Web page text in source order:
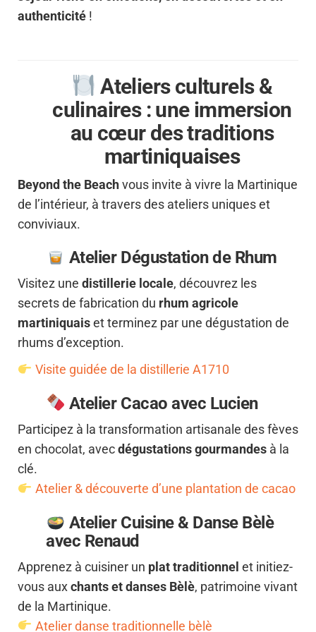
authenticité !
Ateliers culturels &
culinaires : une immersion
au cœur des traditions
martiniquaises
Beyond the Beachvous invite à vivre la Martinique
de l’intérieur, à travers des ateliers uniques et
conviviaux.
Atelier Dégustation de Rhum
Visitez une distillerie locale, découvrez les
secrets de fabrication du rhum agricole
martiniquaiset terminez par une dégustation de
rhums d’exception.
Visite guidée de la distillerie A1710
Atelier Cacao avec Lucien
Participez à la transformation artisanale des fèves
en chocolat, avecdégustations gourmandes à la
clé.
Atelier & découverte d’une plantation de cacao
Atelier Cuisine & Danse Bèlè
avec Renaud
Apprenez à cuisiner un plat traditionnel et initiez-
vous auxchants et danses Bèlè, patrimoine vivant
de la Martinique.
Atelier danse traditionnelle bèlè